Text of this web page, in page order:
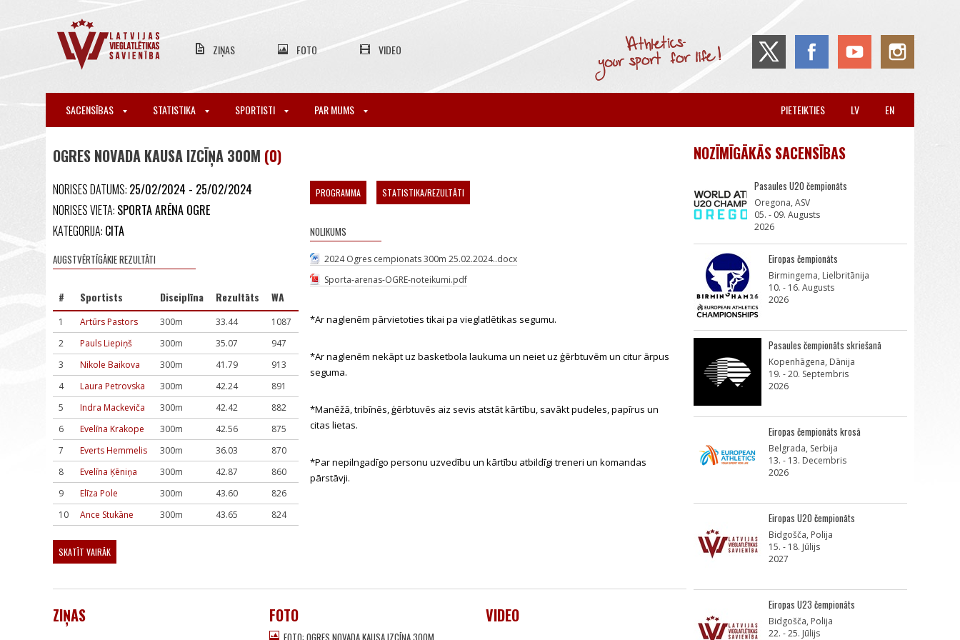
ZIŅAS FOTO VIDEO
SACENSĪBAS STATISTIKA SPORTISTI PAR MUMS EN
LV
PIETEIKTIES
OGRES NOVADA KAUSA IZCĪŅA 300M (0)
NORISES DATUMS: 25/02/2024 - 25/02/2024
NORISES VIETA: SPORTA ARĒNA OGRE
KATEGORIJA: CITA
AUGSTVĒRTĪGĀKIE REZULTĀTI
# Sportists Disciplīna Rezultāts WA
1 Artūrs Pastors 300m 33.44
1087
2
Pauls Liepiņš 300m 35.07
947
3
Nikole Baikova 300m 41.79
913
4
Laura Petrovska 300m 42.24
891
5
Indra Mackeviča 300m 42.42
882
6
Evelīna Krakope 300m 42.56
875
7
Everts Hemmelis 300m 36.03
870
8
Evelīna Ķēniņa 300m 42.87
860
9
Elīza Pole 300m 43.60
826
10
Ance Stukāne 300m 43.65 824
SKATĪT VAIRĀK
PROGRAMMA STATISTIKA/REZULTĀTI
NOLIKUMS
2024 Ogres cempionats 300m 25.02.2024..docx
Sporta-arenas-OGRE-noteikumi.pdf
*Ar naglenēm pārvietoties tikai pa vieglatlētikas segumu.
*Ar naglenēm nekāpt uz basketbola laukuma un neiet uz ģērbtuvēm un citur ārpus
seguma.
*Manēžā, tribīnēs, ģērbtuvēs aiz sevis atstāt kārtību, savākt pudeles, papīrus un
citas lietas.
*Par nepilngadīgo personu uzvedību un kārtību atbildīgi treneri un komandas
pārstāvji.
ZIŅAS FOTO
FOTO: OGRES NOVADA KAUSA IZCĪŅA 300M
VIDEO
NOZĪMĪGĀKĀS SACENSĪBAS
Pasaules U20 čempionāts
Oregona, ASV
05. - 09. Augusts
2026
Eiropas čempionāts
Birmingema, Lielbritānija
10. - 16. Augusts
2026
Pasaules čempionāts skriešanā
Kopenhāgena, Dānija
19. - 20. Septembris
2026
Eiropas čempionāts krosā
Belgrada, Serbija
13. - 13. Decembris
2026
Eiropas U20 čempionāts
Bidgošča, Polija
15. - 18. Jūlijs
2027
Eiropas U23 čempionāts
Bidgošča, Polija
22. - 25. Jūlijs